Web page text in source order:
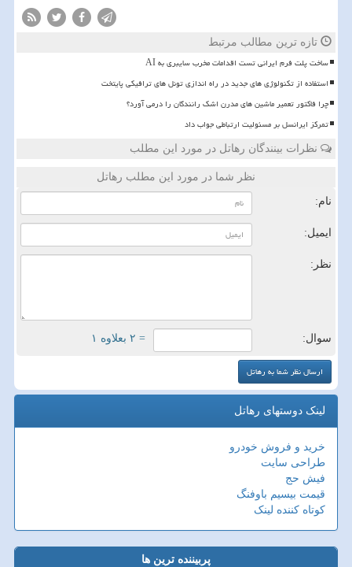
تازه ترین مطالب مرتبط
ساخت پلت فرم ایرانی تست اقدامات مخرب سایبری به AI
استفاده از تکنولوژی های جدید در راه اندازی تونل های ترافیکی پایتخت
چرا فاکتور تعمیر ماشین های مدرن اشک رانندگان را درمی آورد؟
تمرکز ایرانسل بر مسئولیت ارتباطی جواب داد
نظرات بینندگان رهاتل در مورد این مطلب
نظر شما در مورد این مطلب رهاتل
نام:
ایمیل:
نظر:
سوال: = ۲ بعلاوه ۱
لینک دوستهای رهاتل
خرید و فروش خودرو
طراحی سایت
فیش حج
قیمت بیسیم باوفنگ
کوتاه کننده لینک
پربیننده ترین ها